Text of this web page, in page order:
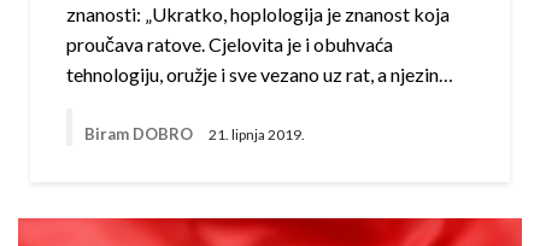
znanosti: „Ukratko, hoplologija je znanost koja
proučava ratove. Cjelovita je i obuhvaća
tehnologiju, oružje i sve vezano uz rat, a njezin…
Biram DOBRO 21. lipnja 2019.